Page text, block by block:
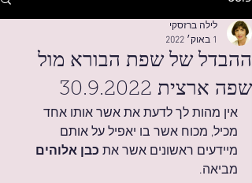
ההבדל של שפת הבורא מול
שפה ארצית 30.9.2022
לילה ברזסקי
1 באוק׳ 2022
אין מהות לך לדעת את אשר אותו אחד
מכיל, מכוח אשר בו יאפיל על אותם
מיידעים ראשונים אשר את כבן אלוהים
מביאה.